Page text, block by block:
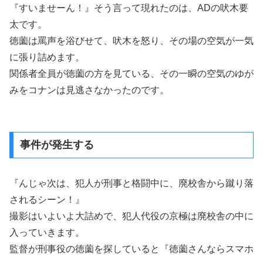
『すいませーん！』そう言って現れたのは、ADの吠木要
太です。
徳薗は罵声を浴びせて、吠木を怒り、その場の空気が一気
に張り詰めます。
関係者全員が徳薗の方を見ている、その一瞬の空気のゆが
みをコナンは見逃さなかったのです。
事件が発生する
『んじゃ次は、犯人が刑事と格闘中に、廃校舎から蹴り落
されるシーン！』
撮影はいよいよ大詰めで、犯人代役の京極は廃校舎の中に
入っていきます。
監督が刑事役の徳薗を探していると『徳薗さんならスマホ